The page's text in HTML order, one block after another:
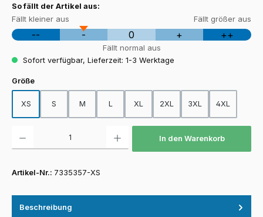
So fällt der Artikel aus:
Fällt kleiner aus Fällt größer aus
-- - 0 + ++
Fällt normal aus
Sofort verfügbar, Lieferzeit: 1-3 Werktage
Größeauswählen
XS S M L XL 2XL 3XL 4XL
In den Warenkorb
Artikel-Nr.: 7335357-XS
Beschreibung